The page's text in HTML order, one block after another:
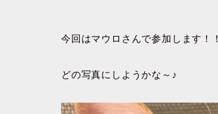
今回はマウロさんで参加します！！
どの写真にしようかな～♪